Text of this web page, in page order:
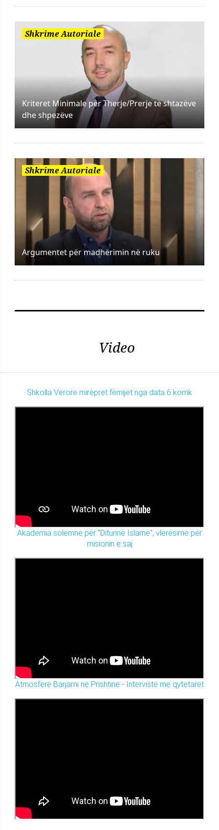
Shkrime Autoriale
Kriteret Minimale për Therje/Prerje të shtazëve
dhe shpezëve
Shkrime Autoriale
Argumentet për madhërimin në ruku
Video
Shkolla Verore mirëpret fëmijët nga data 6 korrik
Akademia solemne për "Diturinë Islame", vlerësime për
misionin e saj
Atmosferë Barjami në Prishtinë - Intervistë me qytetarët